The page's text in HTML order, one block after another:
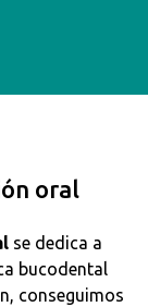
oral
se dedica a
bucodental
conseguimos